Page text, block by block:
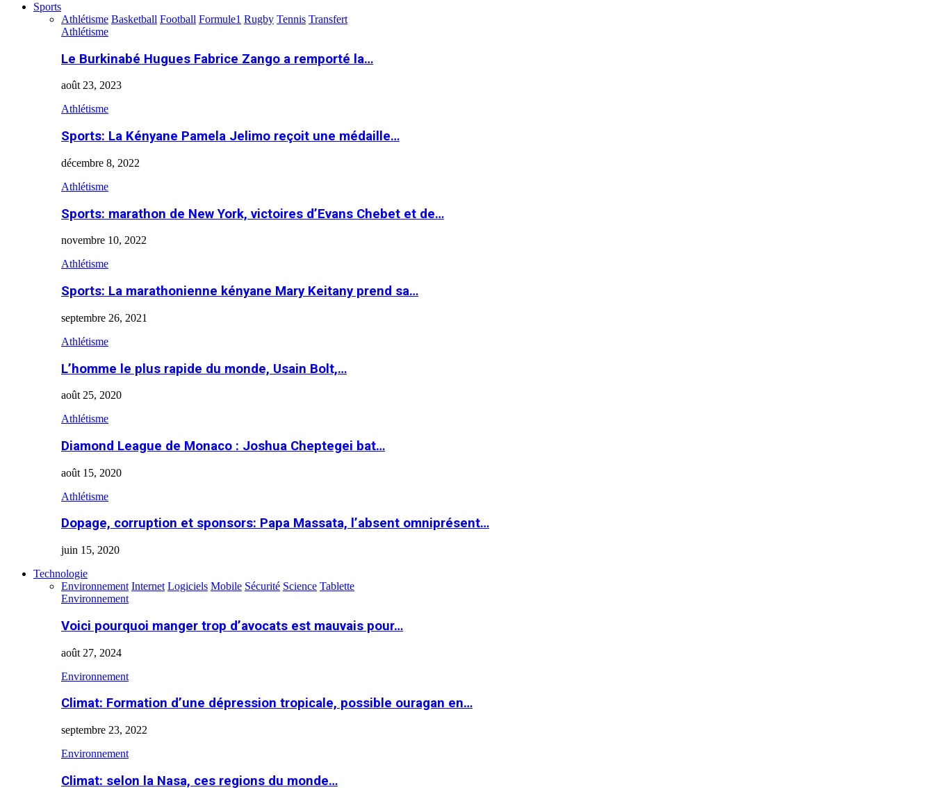
Sports
Athlétisme Basketball Football Formule1 Rugby Tennis Transfert
Athlétisme
Le Burkinabé Hugues Fabrice Zango a remporté la…
août 23, 2023
Athlétisme
Sports: La Kényane Pamela Jelimo reçoit une médaille…
décembre 8, 2022
Athlétisme
Sports: marathon de New York, victoires d’Evans Chebet et de…
novembre 10, 2022
Athlétisme
Sports: La marathonienne kényane Mary Keitany prend sa…
septembre 26, 2021
Athlétisme
L’homme le plus rapide du monde, Usain Bolt,…
août 25, 2020
Athlétisme
Diamond League de Monaco : Joshua Cheptegei bat…
août 15, 2020
Athlétisme
Dopage, corruption et sponsors: Papa Massata, l’absent omniprésent…
juin 15, 2020
Technologie
Environnement Internet Logiciels Mobile Sécurité Science Tablette
Environnement
Voici pourquoi manger trop d’avocats est mauvais pour…
août 27, 2024
Environnement
Climat: Formation d’une dépression tropicale, possible ouragan en…
septembre 23, 2022
Environnement
Climat: selon la Nasa, ces regions du monde…